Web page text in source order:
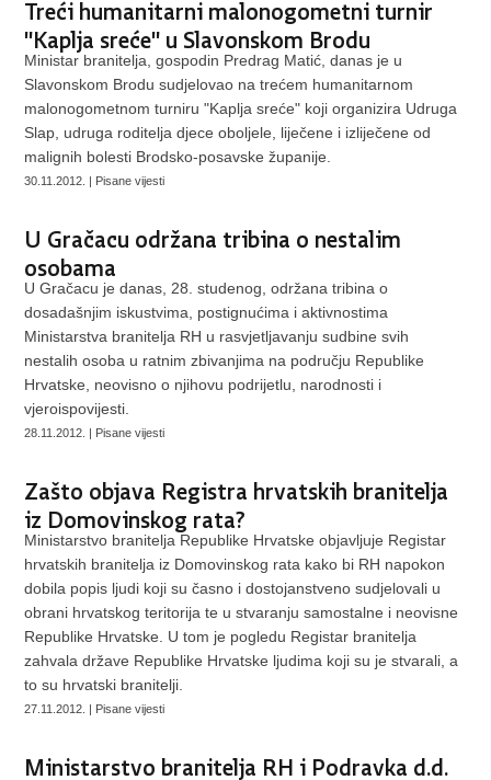
Treći humanitarni malonogometni turnir
"Kaplja sreće" u Slavonskom Brodu
Ministar branitelja, gospodin Predrag Matić, danas je u
Slavonskom Brodu sudjelovao na trećem humanitarnom
malonogometnom turniru "Kaplja sreće" koji organizira Udruga
Slap, udruga roditelja djece oboljele, liječene i izliječene od
malignih bolesti Brodsko-posavske županije.
30.11.2012. | Pisane vijesti
U Gračacu održana tribina o nestalim
osobama
U Gračacu je danas, 28. studenog, održana tribina o
dosadašnjim iskustvima, postignućima i aktivnostima
Ministarstva branitelja RH u rasvjetljavanju sudbine svih
nestalih osoba u ratnim zbivanjima na području Republike
Hrvatske, neovisno o njihovu podrijetlu, narodnosti i
vjeroispovijesti.
28.11.2012. | Pisane vijesti
Zašto objava Registra hrvatskih branitelja
iz Domovinskog rata?
Ministarstvo branitelja Republike Hrvatske objavljuje Registar
hrvatskih branitelja iz Domovinskog rata kako bi RH napokon
dobila popis ljudi koji su časno i dostojanstveno sudjelovali u
obrani hrvatskog teritorija te u stvaranju samostalne i neovisne
Republike Hrvatske. U tom je pogledu Registar branitelja
zahvala države Republike Hrvatske ljudima koji su je stvarali, a
to su hrvatski branitelji.
27.11.2012. | Pisane vijesti
Ministarstvo branitelja RH i Podravka d.d.